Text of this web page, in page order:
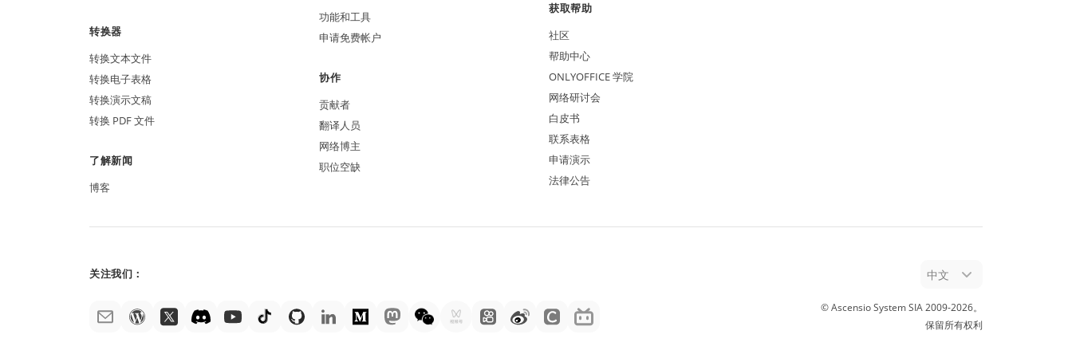
转换器
转换文本文件
转换电子表格
转换演示文稿
转换 PDF 文件
了解新闻
博客
功能和工具
申请免费帐户
协作
贡献者
翻译人员
网络博主
职位空缺
获取帮助
社区
帮助中心
ONLYOFFICE 学院
网络研讨会
白皮书
联系表格
申请演示
法律公告
关注我们： 中文
© Ascensio System SIA 2009-2026。
保留所有权利